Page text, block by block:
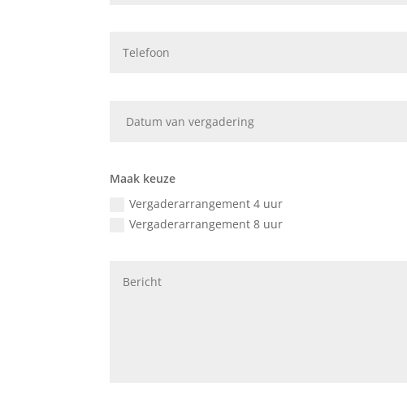
Maak keuze
Vergaderarrangement 4 uur
Vergaderarrangement 8 uur